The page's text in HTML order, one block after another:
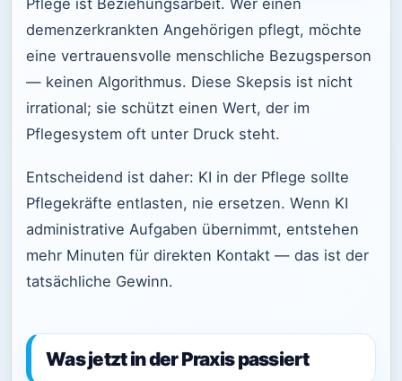
demenzerkrankten Angehörigen pflegt, möchte
eine vertrauensvolle menschliche Bezugsperson
— keinen Algorithmus. Diese Skepsis ist nicht
irrational; sie schützt einen Wert, der im
Pflegesystem oft unter Druck steht.
Entscheidend ist daher: KI in der Pflege sollte
Pflegekräfte entlasten, nie ersetzen. Wenn KI
administrative Aufgaben übernimmt, entstehen
mehr Minuten für direkten Kontakt — das ist der
tatsächliche Gewinn.
Was jetzt in der Praxis passiert